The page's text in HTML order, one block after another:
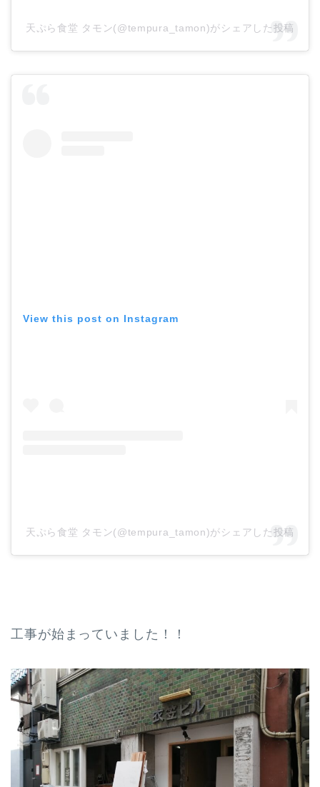
天ぷら食堂 タモン(@tempura_tamon)がシェアした投稿
View this post on Instagram
天ぷら食堂 タモン(@tempura_tamon)がシェアした投稿
工事が始まっていました！！